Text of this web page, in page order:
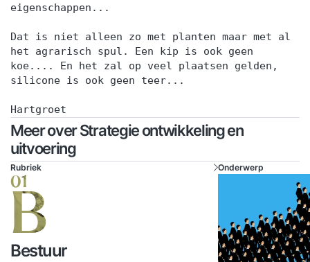
eigenschappen...
Dat is niet alleen zo met planten maar met al
het agrarisch spul. Een kip is ook geen
koe.... En het zal op veel plaatsen gelden,
silicone is ook geen teer...
Hartgroet
Meer over Strategie ontwikkeling en
uitvoering
Rubriek
01
B
Bestuur
Onderwerp